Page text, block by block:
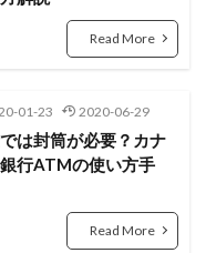
Read More
01-23 2020-06-29
は封筒が必要？カナ
行ATMの使い方手
Read More